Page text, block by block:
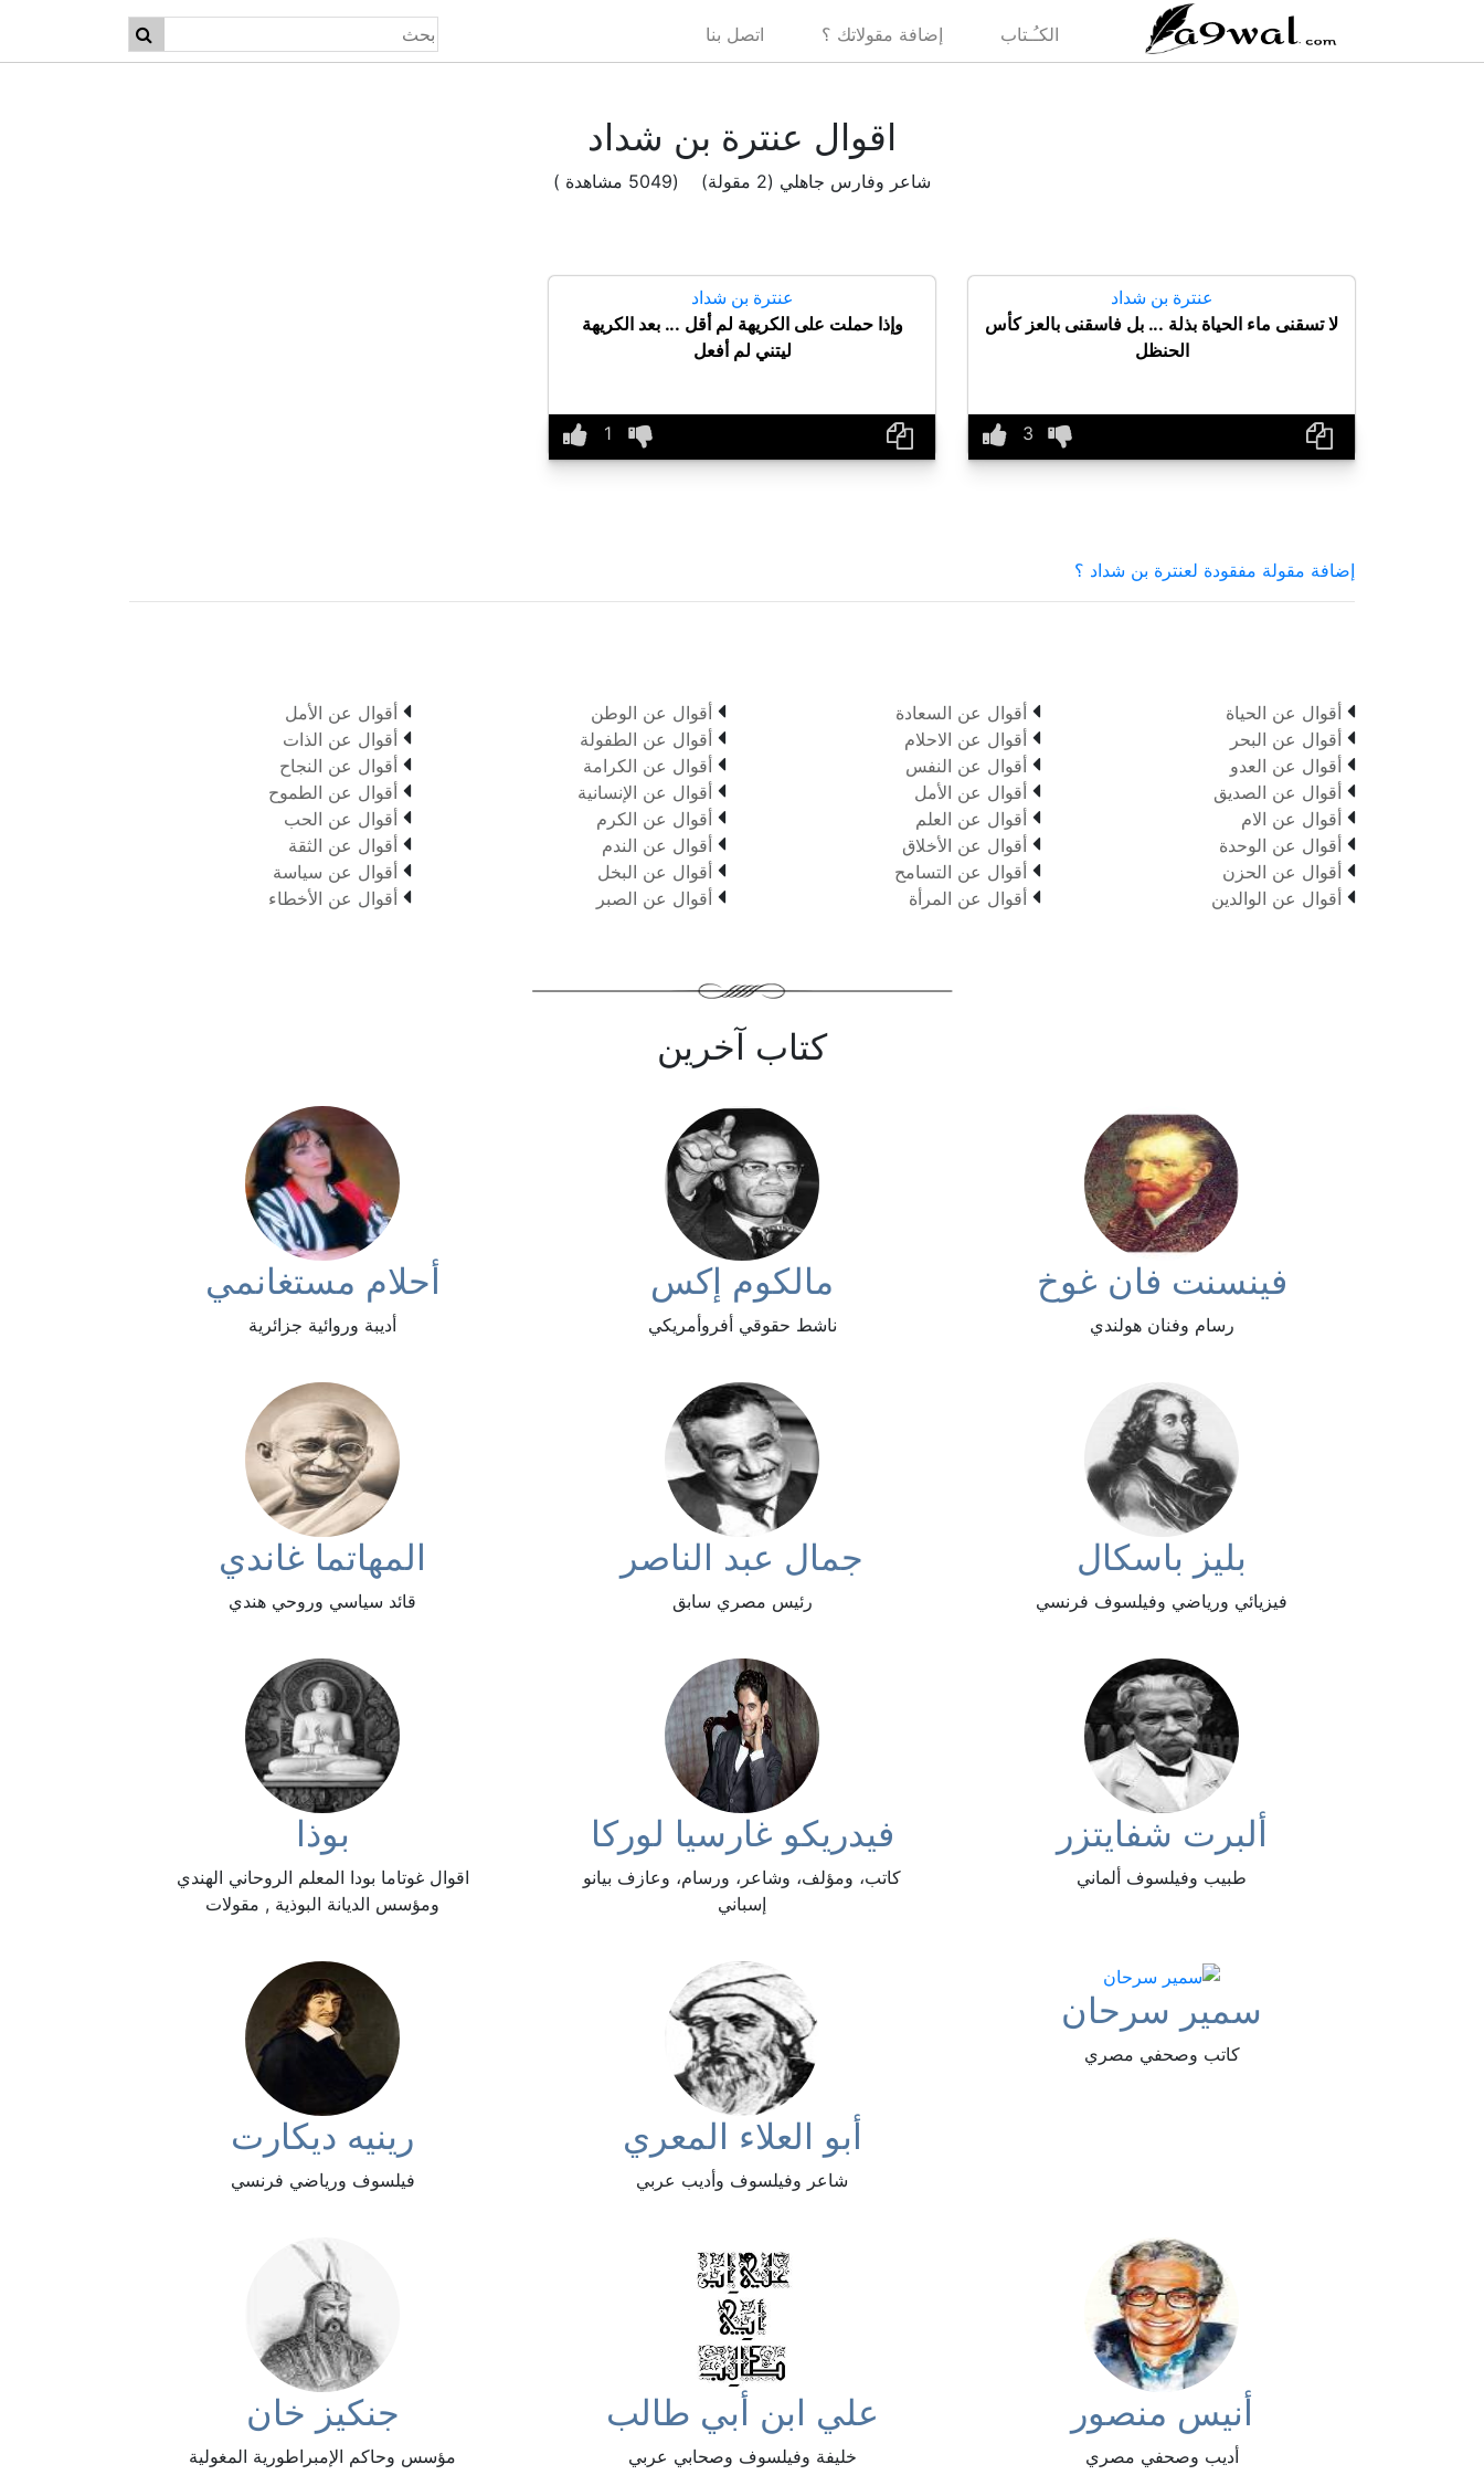
الكـُـتاب إضافة مقولاتك ؟ اتصل بنا
اقوال عنترة بن شداد
شاعر وفارس جاهلي (2 مقولة) (5049 مشاهدة )
عنترة بن شداد
لا تسقنى ماء الحياة بذلة ... بل فاسقنى بالعز كأس
الحنظل
عنترة بن شداد
وإذا حملت على الكريهة لم أقل ... بعد الكريهة
ليتني لم أفعل
إضافة مقولة مفقودة لعنترة بن شداد ؟
 أقوال عن الحياة
 أقوال عن البحر
 أقوال عن العدو
 أقوال عن الصديق
 أقوال عن الام
 أقوال عن الوحدة
 أقوال عن الحزن
 أقوال عن الوالدين
 أقوال عن السعادة
 أقوال عن الاحلام
 أقوال عن النفس
 أقوال عن الأمل
 أقوال عن العلم
 أقوال عن الأخلاق
 أقوال عن التسامح
 أقوال عن المرأة
 أقوال عن الوطن
 أقوال عن الطفولة
 أقوال عن الكرامة
 أقوال عن الإنسانية
 أقوال عن الكرم
 أقوال عن الندم
 أقوال عن البخل
 أقوال عن الصبر
 أقوال عن الأمل
 أقوال عن الذات
 أقوال عن النجاح
 أقوال عن الطموح
 أقوال عن الحب
 أقوال عن الثقة
 أقوال عن سياسة
 أقوال عن الأخطاء
كتاب آخرين
فينسنت فان غوخ
رسام وفنان هولندي
مالكوم إكس
ناشط حقوقي أفروأمريكي
أحلام مستغانمي
أديبة وروائية جزائرية
بليز باسكال
فيزيائي ورياضي وفيلسوف فرنسي
جمال عبد الناصر
رئيس مصري سابق
المهاتما غاندي
قائد سياسي وروحي هندي
ألبرت شفايتزر
طبيب وفيلسوف ألماني
فيدريكو غارسيا لوركا
كاتب، ومؤلف، وشاعر، ورسام، وعازف بيانو
إسباني
بوذا
اقوال غوتاما بودا المعلم الروحاني الهندي
ومؤسس الديانة البوذية , مقولات
سمير سرحان
كاتب وصحفي مصري
أبو العلاء المعري
شاعر وفيلسوف وأديب عربي
رينيه ديكارت
فيلسوف ورياضي فرنسي
أنيس منصور
أديب وصحفي مصري
علي ابن أبي طالب
خليفة وفيلسوف وصحابي عربي
جنكيز خان
مؤسس وحاكم الإمبراطورية المغولية